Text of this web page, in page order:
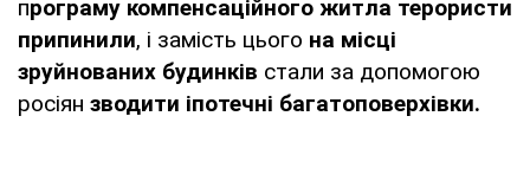
програму компенсаційного житла терористи
припинили, і замість цього на місці
зруйнованих будинків стали за допомогою
росіян зводити іпотечні багатоповерхівки.